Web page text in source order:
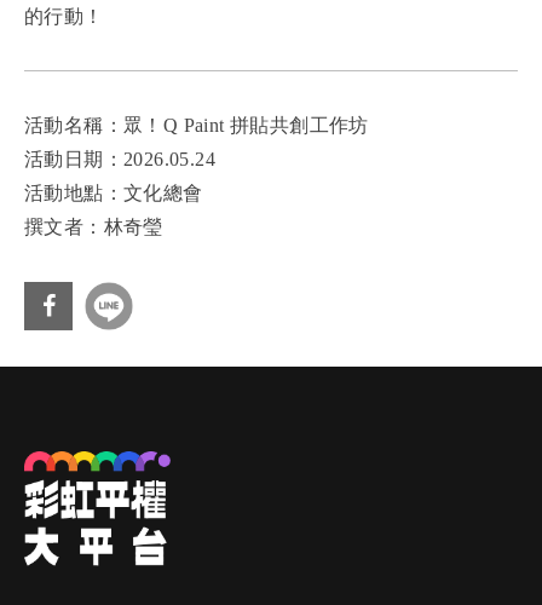
的行動！
活動名稱：眾！Q Paint 拼貼共創工作坊
活動日期：2026.05.24
活動地點：文化總會
撰文者：林奇瑩
cebo
ok